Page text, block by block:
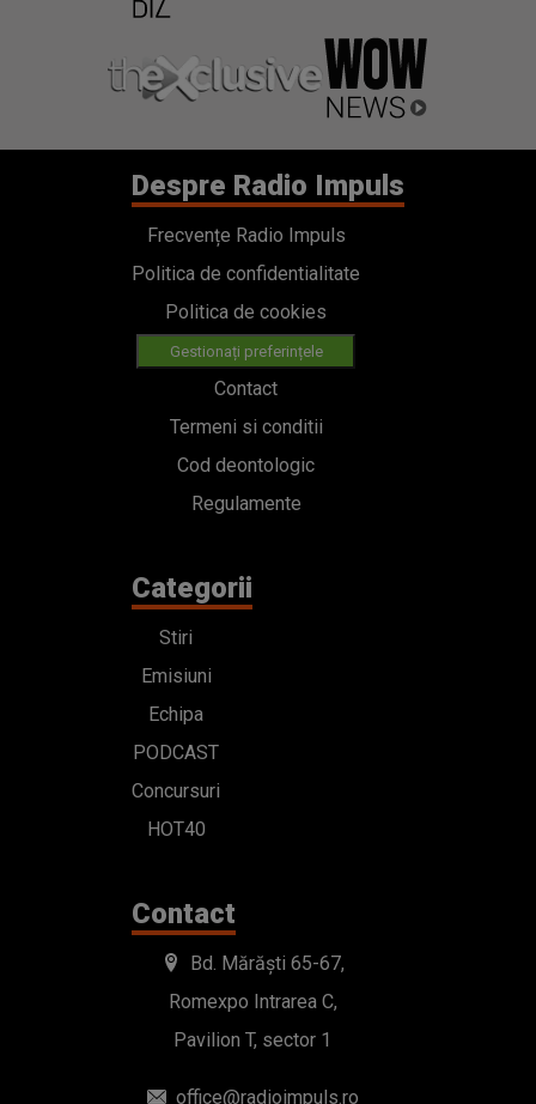
Despre Radio Impuls
Frecvențe Radio Impuls
Politica de confidentialitate
Politica de cookies
Gestionați preferințele
Contact
Termeni si conditii
Cod deontologic
Regulamente
Categorii
Stiri
Emisiuni
Echipa
PODCAST
Concursuri
HOT40
Contact
Bd. Mărăști 65-67,
Romexpo Intrarea C,
Pavilion T, sector 1
office@radioimpuls.ro